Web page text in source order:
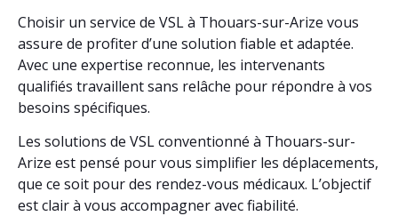
Choisir un service de VSL à Thouars-sur-Arize vous
assure de profiter d’une solution fiable et adaptée.
Avec une expertise reconnue, les intervenants
qualifiés travaillent sans relâche pour répondre à vos
besoins spécifiques.
Les solutions de VSL conventionné à Thouars-sur-
Arize est pensé pour vous simplifier les déplacements,
que ce soit pour des rendez-vous médicaux. L’objectif
est clair à vous accompagner avec fiabilité.